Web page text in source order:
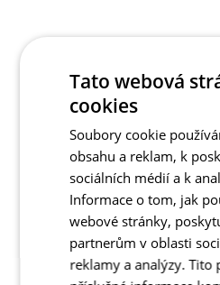
Tato webová
cookies
Soubory cookie
obsahu a reklam, k
sociálních médií a k
Informace o tom, jak
webové stránky,
partnerům v oblasti
reklamy a analýzy. Tito